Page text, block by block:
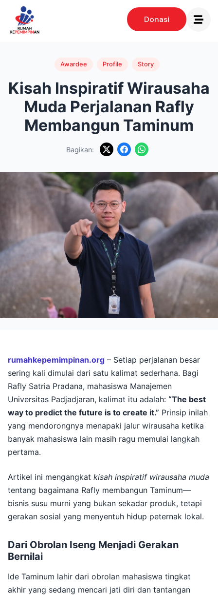
Donasi
Awardee Profile Story
Kisah Inspiratif Wirausaha
Muda Perjalanan Rafly
Membangun Taminum
Bagikan:
rumahkepemimpinan.org – Setiap perjalanan besar
sering kali dimulai dari satu kalimat sederhana. Bagi
Rafly Satria Pradana, mahasiswa Manajemen
Universitas Padjadjaran, kalimat itu adalah: “The best
way to predict the future is to create it.” Prinsip inilah
yang mendorongnya menapaki jalur wirausaha ketika
banyak mahasiswa lain masih ragu memulai langkah
pertama.
Artikel ini mengangkat kisah inspiratif wirausaha muda
tentang bagaimana Rafly membangun Taminum—
bisnis susu murni yang bukan sekadar produk, tetapi
gerakan sosial yang menyentuh hidup peternak lokal.
Dari Obrolan Iseng Menjadi Gerakan
Bernilai
Ide Taminum lahir dari obrolan mahasiswa tingkat
akhir yang sedang mencari jati diri dan tantangan